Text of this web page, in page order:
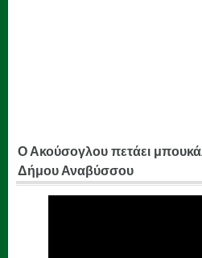
Ο Ακούσογλου πετάει
Δήμου Αναβύσσου